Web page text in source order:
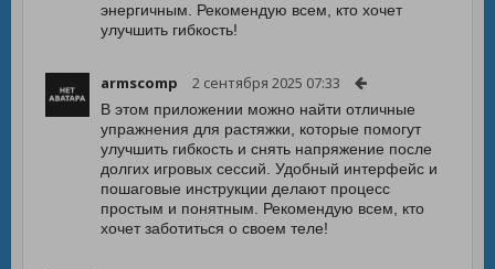
энергичным. Рекомендую всем, кто хочет
улучшить гибкость!
armscomp 2 сентября 2025 07:33
В этом приложении можно найти отличные
упражнения для растяжки, которые помогут
улучшить гибкость и снять напряжение после
долгих игровых сессий. Удобный интерфейс и
пошаговые инструкции делают процесс
простым и понятным. Рекомендую всем, кто
хочет заботиться о своем теле!